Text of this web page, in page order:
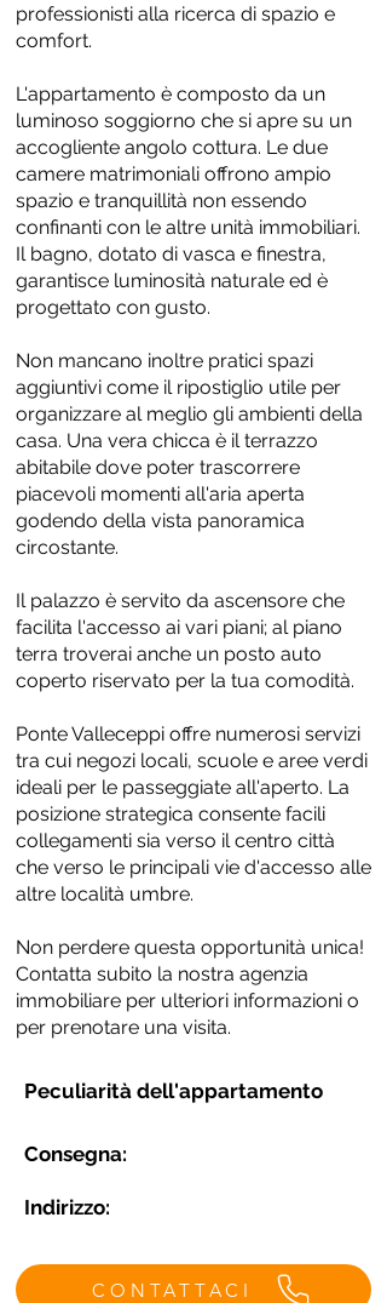
professionisti alla ricerca di spazio e
comfort.
L'appartamento è composto da un
luminoso soggiorno che si apre su un
accogliente angolo cottura. Le due
camere matrimoniali offrono ampio
spazio e tranquillità non essendo
confinanti con le altre unità immobiliari.
Il bagno, dotato di vasca e finestra,
garantisce luminosità naturale ed è
progettato con gusto.
Non mancano inoltre pratici spazi
aggiuntivi come il ripostiglio utile per
organizzare al meglio gli ambienti della
casa. Una vera chicca è il terrazzo
abitabile dove poter trascorrere
piacevoli momenti all'aria aperta
godendo della vista panoramica
circostante.
Il palazzo è servito da ascensore che
facilita l'accesso ai vari piani; al piano
terra troverai anche un posto auto
coperto riservato per la tua comodità.
Ponte Valleceppi offre numerosi servizi
tra cui negozi locali, scuole e aree verdi
ideali per le passeggiate all'aperto. La
posizione strategica consente facili
collegamenti sia verso il centro città
che verso le principali vie d'accesso alle
altre località umbre.
Non perdere questa opportunità unica!
Contatta subito la nostra agenzia
immobiliare per ulteriori informazioni o
per prenotare una visita.
Peculiarità dell'appartamento
Consegna:
Indirizzo:
CONTATTACI